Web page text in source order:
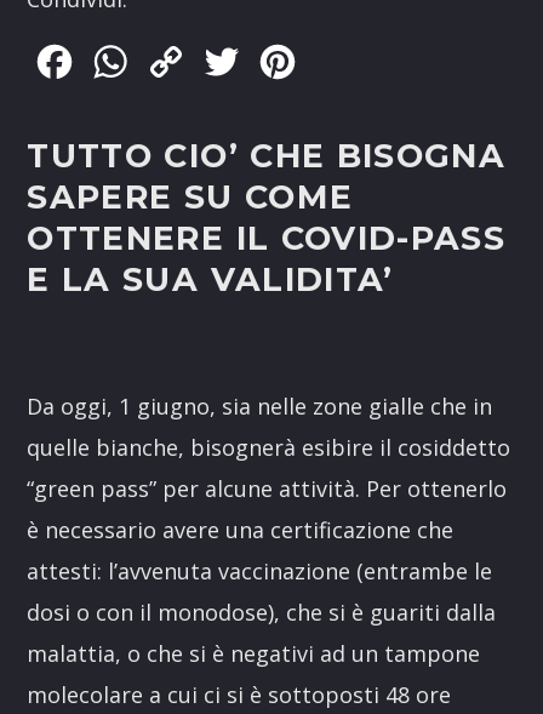
FacebookWhatsApp
Copy
Twitter
TUTTO CIO’ CHE BISOGNA
SAPERE SU COME
OTTENERE IL COVID-PASS
E LA SUA VALIDITA’
Da oggi, 1 giugno, sia nelle zone gialle che in
quelle bianche, bisognerà esibire il cosiddetto
“green pass” per alcune attività. Per ottenerlo
è necessario avere una certificazione che
attesti: l’avvenuta vaccinazione (entrambe le
dosi o con il monodose), che si è guariti dalla
malattia, o che si è negativi ad un tampone
molecolare a cui ci si è sottoposti 48 ore